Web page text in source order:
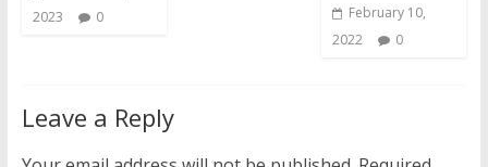
2023
0
February 10,
2022
0
Leave a Reply